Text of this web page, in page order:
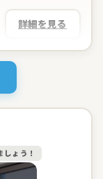
詳細を見る
ょう！